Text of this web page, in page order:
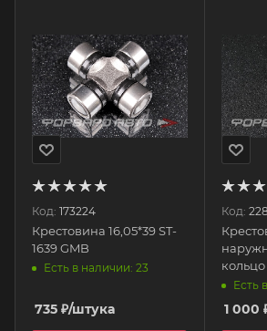
Код: 173224
Крестовина 16,05*39 ST-
1639 GMB
Есть в наличии: 23
735 ₽/штука
Код:
Есть
1 000